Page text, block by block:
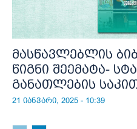
მასწავლებლის
წიგნი შეემატა-
განათლების
21 იანვარი, 2025 - 10:39